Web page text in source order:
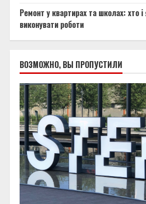
Ремонт у квартирах та школах: хто
виконувати роботи
ВОЗМОЖНО, ВЫ ПРОПУСТИЛИ